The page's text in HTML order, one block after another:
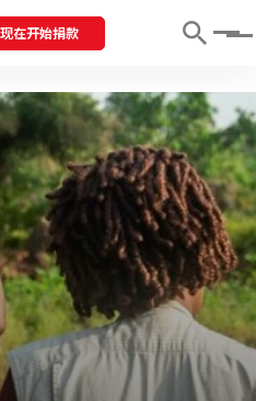
现在开始捐款 Menu